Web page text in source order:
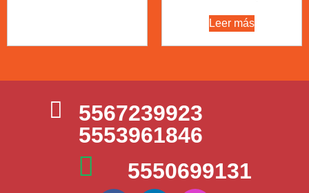
Leer más
5567239923
5553961846
5550699131